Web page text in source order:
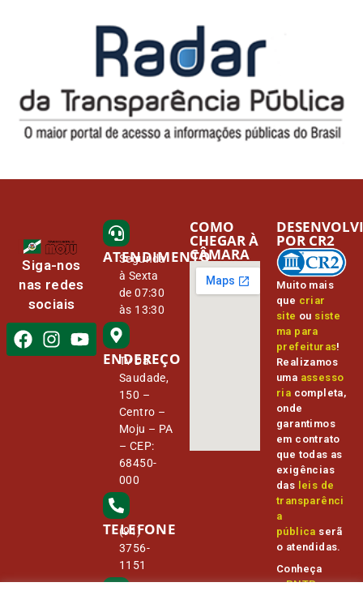
Siga-nos
nas redes
sociais
ATENDIMENTO
Segunda
à Sexta
de 07:30
às 13:30
ENDEREÇO
Tv Da
Saudade,
150 –
Centro –
Moju – PA
– CEP:
68450-
000
TELEFONE
(91)
3756-
1151
COMO
CHEGAR À
CÂMARA
Muito mais
que criar
site ou siste
ma para
prefeituras!
Realizamos
uma assesso
ria completa,
onde
garantimos
em contrato
que todas as
exigências
das leis de
transparênci
a
pública serã
o atendidas.
Conheça
oPNTPe
POR CR2